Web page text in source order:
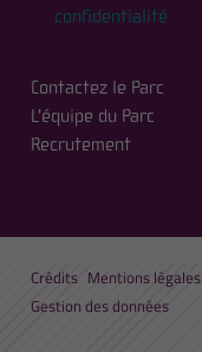
confidentialité
Contactez le Parc
L'équipe du Parc
Recrutement
Crédits Mentions légales
Gestion des données